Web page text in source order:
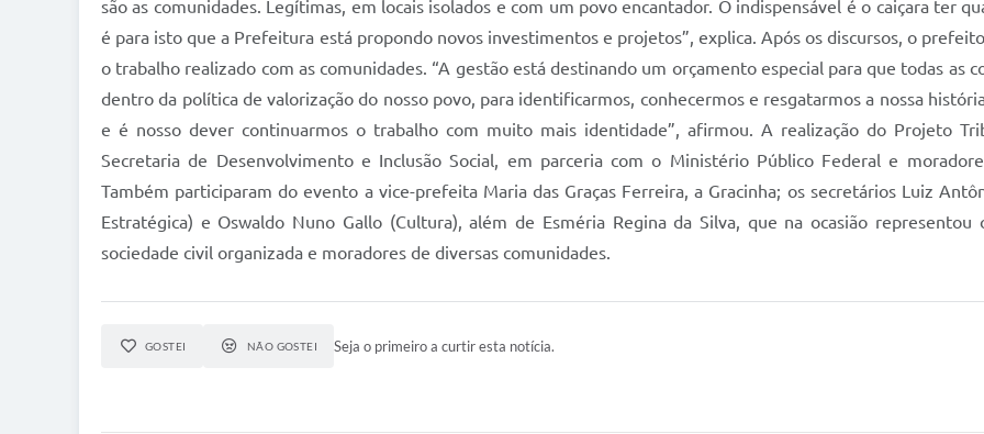
são as comunidades. Legítimas, em locais isolados e com um povo encantador. O indispensável é o caiçara ter
é para isto que a Prefeitura está propondo novos investimentos e projetos”, explica. Após os discursos, o
o trabalho realizado com as comunidades. “A gestão está destinando um orçamento especial para que todas as
dentro da política de valorização do nosso povo, para identificarmos, conhecermos e resgatarmos a nossa
e é nosso dever continuarmos o trabalho com muito mais identidade”, afirmou. A realização do Projeto
Secretaria de Desenvolvimento e Inclusão Social, em parceria com o Ministério Público Federal e
Também participaram do evento a vice-prefeita Maria das Graças Ferreira, a Gracinha; os secretários Luiz
Estratégica) e Oswaldo Nuno Gallo (Cultura), além de Esméria Regina da Silva, que na ocasião
sociedade civil organizada e moradores de diversas comunidades.
GOSTEI NÃO GOSTEI Seja o primeiro a curtir esta notícia.